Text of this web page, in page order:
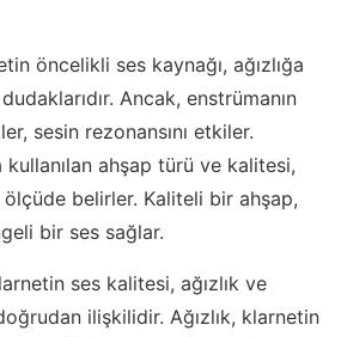
öncelikli ses kaynağı, ağızlığa
Ancak, enstrümanın
sesin rezonansını etkiler.
kullanılan ahşap türü ve kalitesi,
belirler. Kaliteli bir ahşap,
bir ses sağlar.
ses kalitesi, ağızlık ve
ilişkilidir. Ağızlık, klarnetin